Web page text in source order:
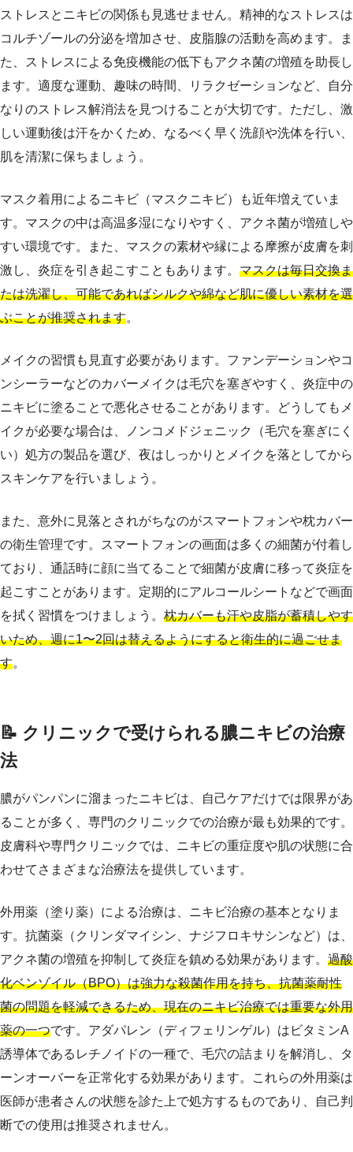
ストレスとニキビの関係も見逃せません。精神的なストレスは
コルチゾールの分泌を増加させ、皮脂腺の活動を高めます。ま
た、ストレスによる免疫機能の低下もアクネ菌の増殖を助長し
ます。適度な運動、趣味の時間、リラクゼーションなど、自分
なりのストレス解消法を見つけることが大切です。ただし、激
しい運動後は汗をかくため、なるべく早く洗顔や洗体を行い、
肌を清潔に保ちましょう。
マスク着用によるニキビ（マスクニキビ）も近年増えていま
す。マスクの中は高温多湿になりやすく、アクネ菌が増殖しや
すい環境です。また、マスクの素材や縁による摩擦が皮膚を刺
激し、炎症を引き起こすこともあります。 マスクは毎日交換ま
たは洗濯し、可能であればシルクや綿など肌に優しい素材を選
ぶことが推奨されます。
メイクの習慣も見直す必要があります。ファンデーションやコ
ンシーラーなどのカバーメイクは毛穴を塞ぎやすく、炎症中の
ニキビに塗ることで悪化させることがあります。どうしてもメ
イクが必要な場合は、ノンコメドジェニック（毛穴を塞ぎにく
い）処方の製品を選び、夜はしっかりとメイクを落としてから
スキンケアを行いましょう。
また、意外に見落とされがちなのがスマートフォンや枕カバー
の衛生管理です。スマートフォンの画面は多くの細菌が付着し
ており、通話時に顔に当てることで細菌が皮膚に移って炎症を
起こすことがあります。定期的にアルコールシートなどで画面
を拭く習慣をつけましょう。 枕カバーも汗や皮脂が蓄積しやす
いため、週に1〜2回は替えるようにすると衛生的に過ごせま
す。
📝 クリニックで受けられる膿ニキビの治療
法
膿がパンパンに溜まったニキビは、自己ケアだけでは限界があ
ることが多く、専門のクリニックでの治療が最も効果的です。
皮膚科や専門クリニックでは、ニキビの重症度や肌の状態に合
わせてさまざまな治療法を提供しています。
外用薬（塗り薬）による治療は、ニキビ治療の基本となりま
す。抗菌薬（クリンダマイシン、ナジフロキサシンなど）は、
アクネ菌の増殖を抑制して炎症を鎮める効果があります。 過酸
化ベンゾイル（BPO）は強力な殺菌作用を持ち、抗菌薬耐性
菌の問題を軽減できるため、現在のニキビ治療では重要な外用
薬の一つです。アダパレン（ディフェリンゲル）はビタミンA
誘導体であるレチノイドの一種で、毛穴の詰まりを解消し、タ
ーンオーバーを正常化する効果があります。これらの外用薬は
医師が患者さんの状態を診た上で処方するものであり、自己判
断での使用は推奨されません。